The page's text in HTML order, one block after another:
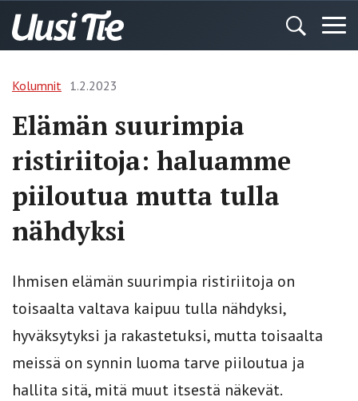
Kolumnit 1.2.2023
Elämän suurimpia
ristiriitoja: haluamme
piiloutua mutta tulla
nähdyksi
Ihmisen elämän suurimpia ristiriitoja on
toisaalta valtava kaipuu tulla nähdyksi,
hyväksytyksi ja rakastetuksi, mutta toisaalta
meissä on synnin luoma tarve piiloutua ja
hallita sitä, mitä muut itsestä näkevät.